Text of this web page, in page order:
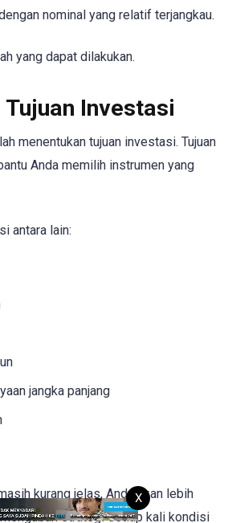
nominal yang relatif terjangkau.
yang dapat dilakukan.
Tujuan Investasi
menentukan tujuan investasi. Tujuan
Anda memilih instrumen yang
antara lain:
jangka panjang
kurang jelas, Anda akan lebih
strategi setiap kali kondisi
X